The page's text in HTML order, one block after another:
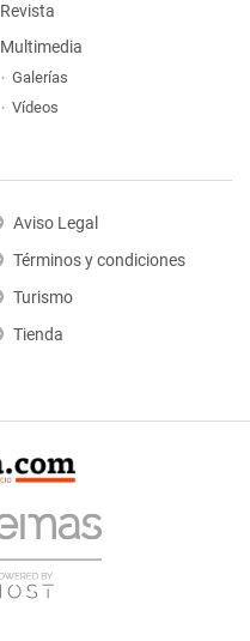
Revista
Multimedia
Galerías
Vídeos
Aviso Legal
Términos y condiciones
Turismo
Tienda